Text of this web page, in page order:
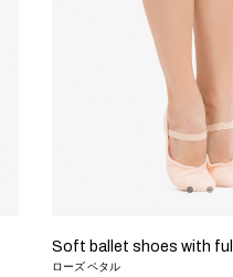
Soft ballet shoes with
ローズ ペタル